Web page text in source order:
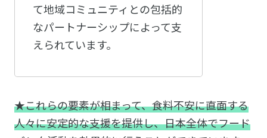
て地域コミュニティとの包括的
なパートナーシップによって支
えられています。
★これらの要素が相まって、食料不安に直面する
人々に安定的な支援を提供し、日本全体でフード